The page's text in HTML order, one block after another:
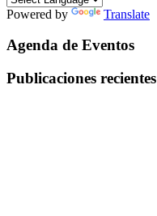
Powered by Translate
Agenda de Eventos
Publicaciones recientes